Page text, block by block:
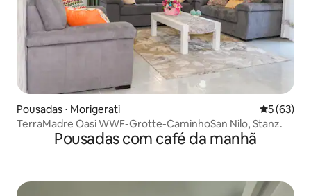
Pousadas ⋅ Morigerati 5 de uma
5 (63)
TerraMadre Oasi WWF-Grotte-CaminhoSan Nilo, Stanz.
Pousadas com café da manhã